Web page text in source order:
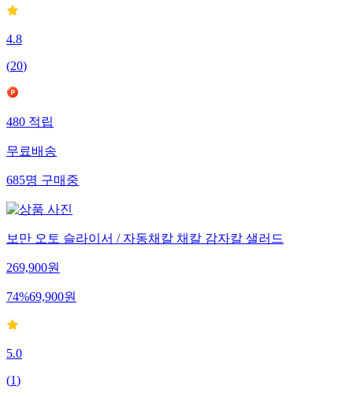
4.8
(20)
480적립
무료배송
685명구매중
보만 오토 슬라이서 / 자동채칼 채칼 감자칼 샐러드
269,900원
74%69,900원
5.0
(1)